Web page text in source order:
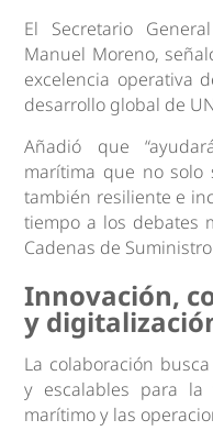
El Secretario
Manuel Moreno,
excelencia operativa
desarrollo global de
Añadió que
marítima que no solo
también resiliente e
tiempo a los debates
Cadenas de
Innovación,
y
La colaboración
y escalables para la
marítimo y las